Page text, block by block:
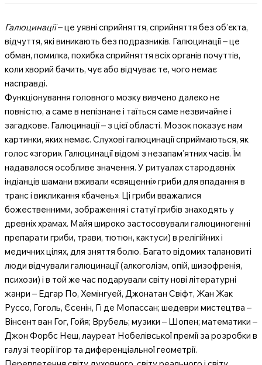
Галюцинації– це уявні сприйняття, сприйняття без об’єкта,
відчуття, які виникають без подразників. Галюцинації – це
обман, помилка, похибка сприйняття всіх органів почуттів,
коли хворий бачить, чує або відчуває те, чого немає
насправді.
Функціонування головного мозку вивчено далеко не
повністю, а саме в непізнане і таїться саме незвичайне і
загадкове. Галюцинації – з цієї області. Мозок показує нам
картинки, яких немає. Слухові галюцинації сприймаються, як
голос «згори». Галюцинації відомі з незапам’ятних часів. Їм
надавалося особливе значення. У ритуалах стародавніх
індіанців шамани вживали «священні» гриби для впадання в
транс і викликання «бачень». Ці гриби вважалися
божественними, зображення і статуї грибів знаходять у
древніх храмах. Майя широко застосовували галюциногенні
препарати гриби, трави, тютюн, кактуси) в релігійних і
медичних цілях, для зняття болю. Багато відомих талановиті
люди відчували галюцинації (алкоголізм, опій, шизофренія,
психози) і в той же час подарували світу нові літературні
жанри – Едгар По, Хемінгуей, Джонатан Свіфт, Жан Жак
Руссо, Гоголь, Єсенін, Гі де Мопассан; шедеври мистецтва –
Вінсент ван Гог, Гойя; Врубель; музики – Шопен; математики –
Джон Форбс Неш, лауреат Нобелівської премії за розробки в
галузі теорії ігор та диференціальної геометрії.